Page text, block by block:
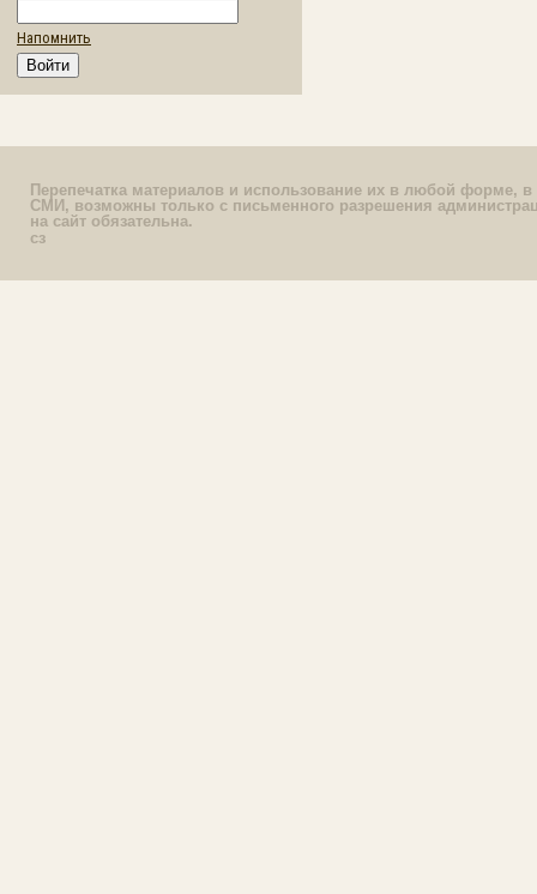
Напомнить
Перепечатка материалов и использование их в любой форме,
СМИ, возможны только с письменного разрешения
на сайт обязательна.
сз